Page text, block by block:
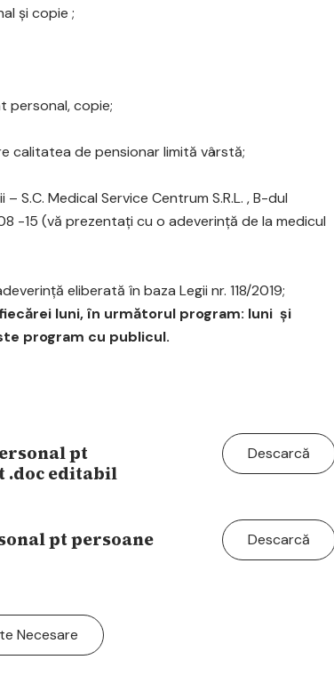
şi copie ;
personal, copie;
calitatea de pensionar limită vârstă;
S.C. Medical Service Centrum S.R.L. , B-dul
-15 (vă prezentați cu o adeverință de la medicul
eliberată în baza Legii nr. 118/2019;
luni, în următorul program: luni şi
program cu publicul.
pt
.doc editabil
Descarcă
pt persoane
Descarcă
Necesare